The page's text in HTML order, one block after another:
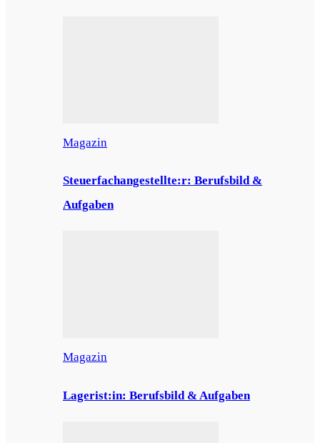
Magazin
Steuerfachangestellte:r: Berufsbild &
Aufgaben
Magazin
Lagerist:in: Berufsbild & Aufgaben